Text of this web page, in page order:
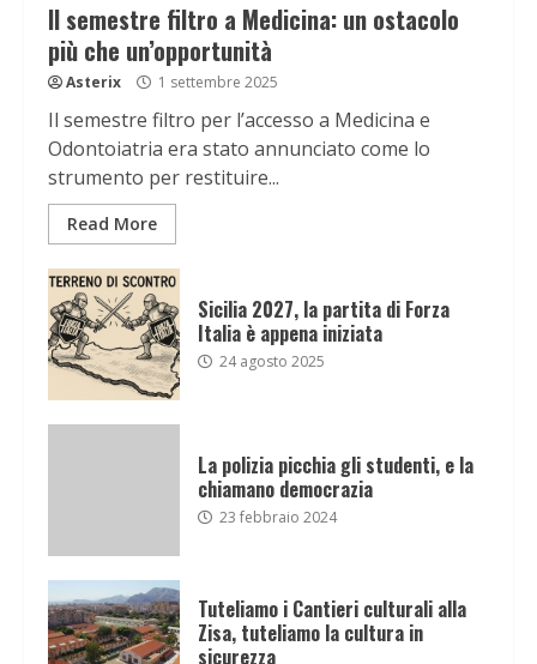
Il semestre filtro a Medicina: un ostacolo
più che un’opportunità
Asterix 1 settembre 2025
Il semestre filtro per l’accesso a Medicina e
Odontoiatria era stato annunciato come lo
strumento per restituire...
Read More
Sicilia 2027, la partita di Forza
Italia è appena iniziata
24 agosto 2025
La polizia picchia gli studenti, e la
chiamano democrazia
23 febbraio 2024
Tuteliamo i Cantieri culturali alla
Zisa, tuteliamo la cultura in
sicurezza